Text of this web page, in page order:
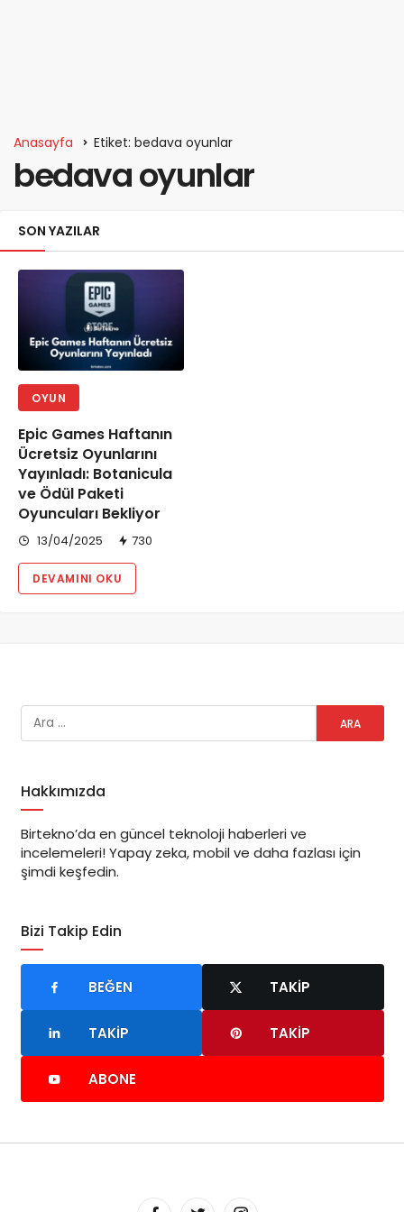
Anasayfa Etiket: bedava oyunlar
bedava oyunlar
SON YAZILAR
OYUN
Epic Games Haftanın
Ücretsiz Oyunlarını
Yayınladı: Botanicula
ve Ödül Paketi
Oyuncuları Bekliyor
13/04/2025 730
DEVAMINI OKU
Hakkımızda
Birtekno’da en güncel teknoloji haberleri ve
incelemeleri! Yapay zeka, mobil ve daha fazlası için
şimdi keşfedin.
Bizi Takip Edin
BEĞEN TAKIP
TAKIP TAKIP
ABONE